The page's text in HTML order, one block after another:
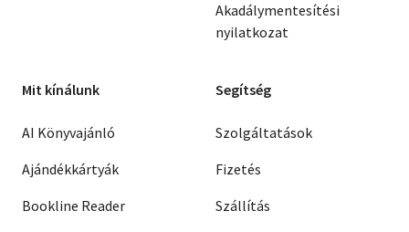
Akadálymentesítési
nyilatkozat
Mit kínálunk
AI Könyvajánló
Ajándékkártyák
Bookline Reader
Segítség
Szolgáltatások
Fizetés
Szállítás